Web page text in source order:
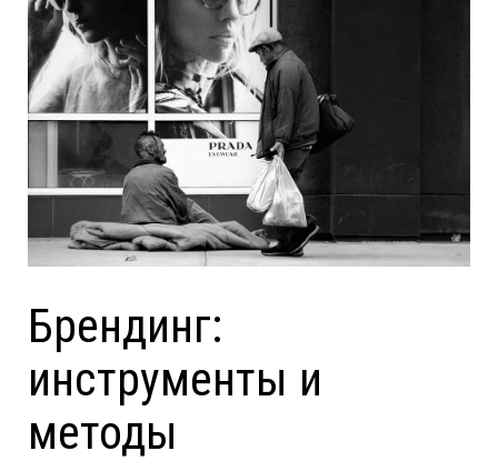
Брендинг:
инструменты и
методы